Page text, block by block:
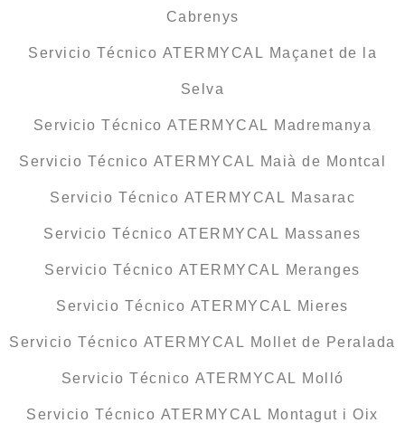
Cabrenys
Servicio Técnico ATERMYCAL Maçanet de la
Selva
Servicio Técnico ATERMYCAL Madremanya
Servicio Técnico ATERMYCAL Maià de Montcal
Servicio Técnico ATERMYCAL Masarac
Servicio Técnico ATERMYCAL Massanes
Servicio Técnico ATERMYCAL Meranges
Servicio Técnico ATERMYCAL Mieres
Servicio Técnico ATERMYCAL Mollet de Peralada
Servicio Técnico ATERMYCAL Molló
Servicio Técnico ATERMYCAL Montagut i Oix